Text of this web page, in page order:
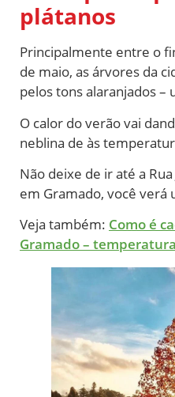
plátanos
Principalmente entre o
de maio, as árvores da
pelos tons alaranjados –
O calor do verão vai
neblina de às
Não deixe de ir até a
em Gramado, você
Veja também: Como é
Gramado –